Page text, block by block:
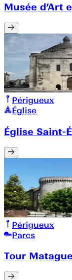
Musée d’Art
Périgueux
Église
Église Saint-
Périgueux
Parcs
Tour